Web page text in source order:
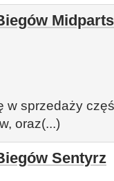
Midparts
w sprzedaży
oraz(...)
Sentyrz